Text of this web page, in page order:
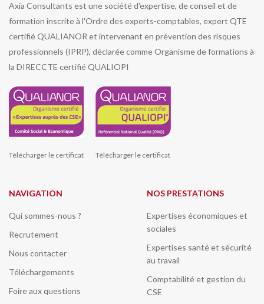
Axia Consultants est une société d'expertise, de conseil et de
formation inscrite à l'Ordre des experts-comptables, expert QTE
certifié QUALIANOR et intervenant en prévention des risques
professionnels (IPRP), déclarée comme Organisme de formations à
la DIRECCTE certifié QUALIOPI
Télécharger le certificat Télécharger le certificat
NAVIGATION
Qui sommes-nous ?
Recrutement
Nous contacter
Téléchargements
Foire aux questions
NOS PRESTATIONS
Expertises économiques et
sociales
Expertises santé et sécurité
au travail
Comptabilité et gestion du
CSE